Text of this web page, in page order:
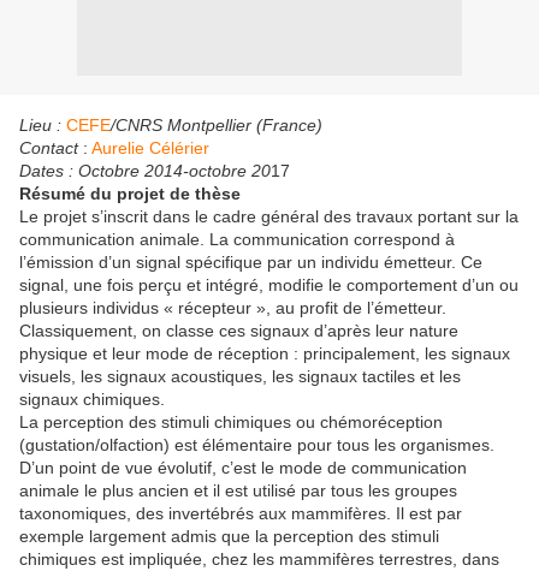
Lieu : CEFE/CNRS Montpellier (France)
Contact : Aurelie Célérier
Dates : Octobre 2014-octobre 2017
Résumé du projet de thèse
Le projet s’inscrit dans le cadre général des travaux portant sur la
communication animale. La communication correspond à
l’émission d’un signal spécifique par un individu émetteur. Ce
signal, une fois perçu et intégré, modifie le comportement d’un ou
plusieurs individus « récepteur », au profit de l’émetteur.
Classiquement, on classe ces signaux d’après leur nature
physique et leur mode de réception : principalement, les signaux
visuels, les signaux acoustiques, les signaux tactiles et les
signaux chimiques.
La perception des stimuli chimiques ou chémoréception
(gustation/olfaction) est élémentaire pour tous les organismes.
D’un point de vue évolutif, c’est le mode de communication
animale le plus ancien et il est utilisé par tous les groupes
taxonomiques, des invertébrés aux mammifères. Il est par
exemple largement admis que la perception des stimuli
chimiques est impliquée, chez les mammifères terrestres, dans